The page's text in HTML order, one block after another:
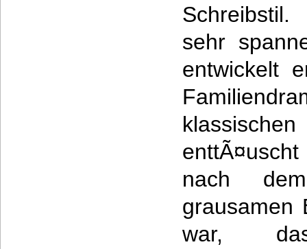
sehr
entwickelt
nach
grausamen
war,